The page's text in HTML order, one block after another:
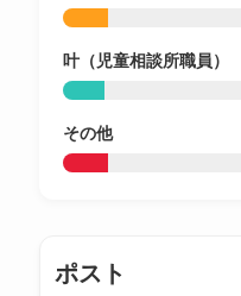
叶（児童相談所職員）
その他
ポスト